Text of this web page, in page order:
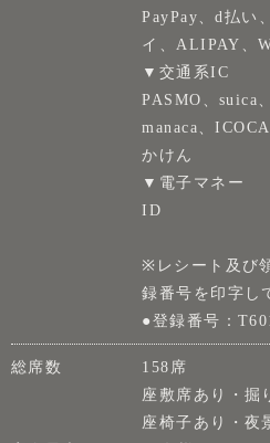
PayPay、d払い
イ、ALIPAY、
▼交通系IC
PASMO、suica
manaca、
かけん
▼電子マネー
ID
※レシート及び
録番号を印字し
●登録番号：
総席数
158席
座敷席あり・掘
座椅子あり・夜